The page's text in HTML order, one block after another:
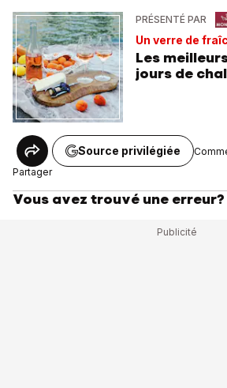
PRÉSENTÉ PAR
Un verre de
Les
jours de
Partager
Source privilégiée
Vous avez trouvé une erreur?